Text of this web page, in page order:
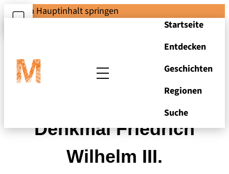
Zum Hauptinhalt springen
Startseite
Entdecken
Geschichten
Regionen
Suche
Wilhelmplatz -
Denkmal Friedrich
Wilhelm III.